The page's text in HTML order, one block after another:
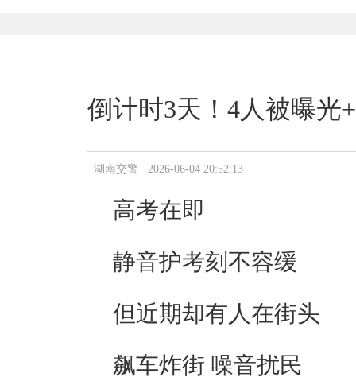
倒计时3天！4人被曝光
湖南交警 2026-06-04 20:52:13
高考在即
静音护考刻不容缓
但近期却有人在街头
飙车炸街 噪音扰民